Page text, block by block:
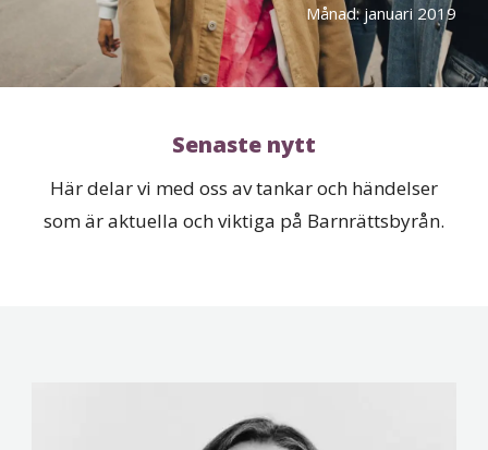
Månad: januari 2019
Senaste nytt
Här delar vi med oss av tankar och händelser
som är aktuella och viktiga på Barnrättsbyrån.